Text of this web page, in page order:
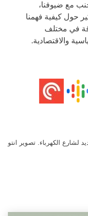
مع ضيوفنا،
حول كيفية فهمنا
في مختلف
والاقتصادية.
ترجع إلى عام 1952 مع تحديد لشارع الكهرباء. تصوير انتو